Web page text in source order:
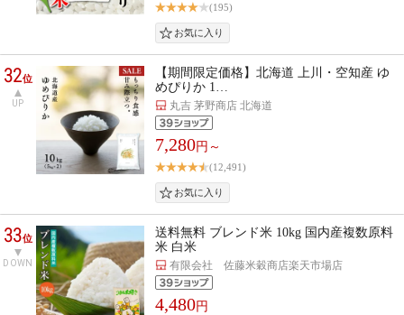
(195)
32位
UP
【期間限定価格】北海道 上川・空知産 ゆ
めぴりか 1…
丸吉 茅野商店 北海道
7,280円～
(12,491)
33位
DOWN
送料無料 ブレンド米 10kg 国内産複数原料
米 白米
有限会社 佐藤米穀商店楽天市場店
4,480円